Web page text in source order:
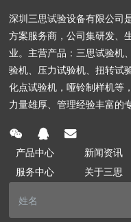
深圳三思试验设备有限公司
方案服务商，公司集研发、
业。主营产品：三思试验机
验机、压力试验机、扭转试
化点试验机，哑铃制样机等
力量雄厚、管理经验丰富的
产品中心 新闻资讯
服务中心
关于三思